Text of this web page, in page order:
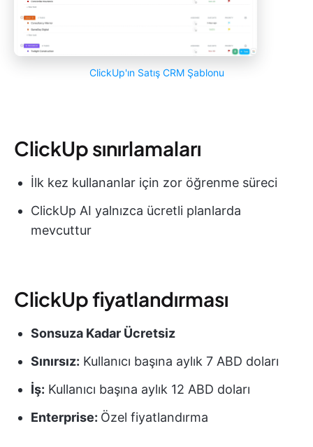
ClickUp'ın Satış CRM Şablonu
ClickUp sınırlamaları
İlk kez kullananlar için zor öğrenme süreci
ClickUp AI yalnızca ücretli planlarda
mevcuttur
ClickUp fiyatlandırması
Sonsuza Kadar Ücretsiz
Sınırsız: Kullanıcı başına aylık 7 ABD doları
İş: Kullanıcı başına aylık 12 ABD doları
Enterprise: Özel fiyatlandırma